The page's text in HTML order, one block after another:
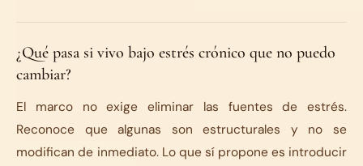
¿Qué pasa si vivo bajo estrés crónico que no puedo
cambiar?
El marco no exige eliminar las fuentes de estrés.
Reconoce que algunas son estructurales y no se
modifican de inmediato. Lo que sí propone es introducir